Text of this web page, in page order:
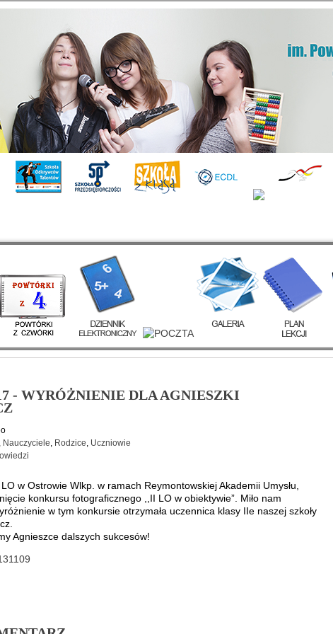
- WYRÓŻNIENIE DLA AGNIESZKI
, Nauczyciele, Rodzice, Uczniowie
w Ostrowie Wlkp. w ramach Reymontowskiej Akademii Umysłu,
konkursu fotograficznego ,,II LO w obiektywie”. Miło nam
w tym konkursie otrzymała uczennica klasy IIe naszej szkoły
Agnieszce dalszych sukcesów!